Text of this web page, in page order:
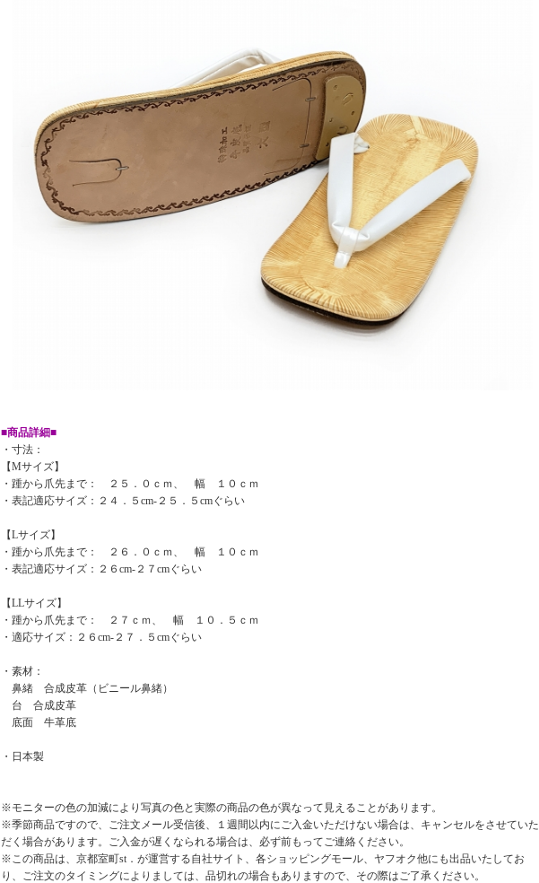
■商品詳細■
・寸法：
【Mサイズ】
・踵から爪先まで： ２５．０ｃｍ、 幅 １０ｃｍ
・表記適応サイズ：２４．５cm-２５．５cmぐらい
【Lサイズ】
・踵から爪先まで： ２６．０ｃｍ、 幅 １０ｃｍ
・表記適応サイズ：２６cm-２７cmぐらい
【LLサイズ】
・踵から爪先まで： ２７ｃｍ、 幅 １０．５ｃｍ
・適応サイズ：２６cm-２７．５cmぐらい
・素材：
鼻緒 合成皮革（ビニール鼻緒）
台 合成皮革
底面 牛革底
・日本製
※モニターの色の加減により写真の色と実際の商品の色が異なって見えることがあります。
※季節商品ですので、ご注文メール受信後、１週間以内にご入金いただけない場合は、キャンセルをさせていた
だく場合があります。ご入金が遅くなられる場合は、必ず前もってご連絡ください。
※この商品は、京都室町st．が運営する自社サイト、各ショッピングモール、ヤフオク他にも出品いたしてお
り、ご注文のタイミングによりましては、品切れの場合もありますので、その際はご了承ください。